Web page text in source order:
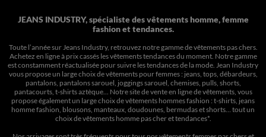
JEANS INDUSTRY, spécialiste des vêtements homme, femme
fashion et tendances.
Toute l’année sur Jeans Industry, retrouvez notre gamme de vêtements pas chers.
Achetez en ligne à prix cassés les vêtements tendances du moment. Notre gamme
est constamment réactualisée pour suivre les tendances de la mode. Jean Industry
vous propose un large choix de vêtements pour femmes : jeans, tops, débardeurs,
pantalons, pantalons sarouel, joggings sarouel, chemises, pulls, shorts,
pantacourts, t-shirts aztèque... Notre site de vente en ligne de vêtements, vous
propose également un large choix de vêtements hommes fashion : t-shirts, jeans
homme fashion, blousons, manteaux, doudounes, bermudas et shorts… tout un
choix devêtements homme pas cher et tendances*.